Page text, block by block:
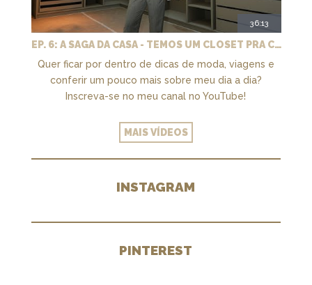
36:13
EP. 6: A SAGA DA CASA - TEMOS UM CLOSET PRA CHAMAR DE NOSSO + MARCENARIA E PAISAGISMO
Quer ficar por dentro de dicas de moda, viagens e
conferir um pouco mais sobre meu dia a dia?
Inscreva-se no meu canal no YouTube!
MAIS VÍDEOS
INSTAGRAM
PINTEREST